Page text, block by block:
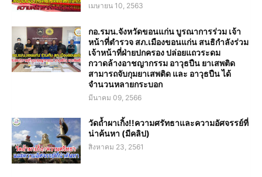
เมษายน 10, 2563
กอ.รมน.จังหวัดขอนแก่น บูรณาการร่วม เจ้า
หน้าที่ตำรวจ สภ.เมืองขอนแก่น สนธิกำลังร่วม
เจ้าหน้าที่ฝ่ายปกครอง ปล่อยแถวระดม
กวาดล้างอาชญากรรม อาวุธปืน ยาเสพติด
สามารถจับกุมยาเสพติด และ อาวุธปืน ได้
จำนวนหลายกระบอก
มีนาคม 09, 2566
วัดถ้ำผาเกิ้ง!!ความศรัทธาและความอัศจรรย์ที่
น่าค้นหา (มีคลิป)
สิงหาคม 23, 2561